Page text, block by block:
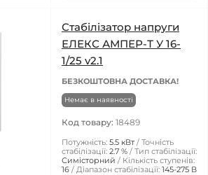
Стабілізатор напруги
ЕЛЕКС АМПЕР-Т У 16-
1/25 v2.1
БЕЗКОШТОВНА ДОСТАВКА!
Немає в наявності
Код товару: 18489
Потужність: 5.5 кВт
Точність
стабілізації: 2.7 %
Тип стабілізації:
Симісторний
Кількість ступенів:
16
Діапазон стабілізації: 145-275 В